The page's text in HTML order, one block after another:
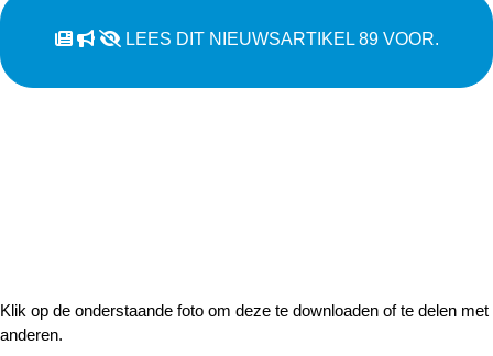
LEES DIT NIEUWSARTIKEL 89 VOOR.
Klik op de onderstaande foto om deze te downloaden of te delen met
anderen.